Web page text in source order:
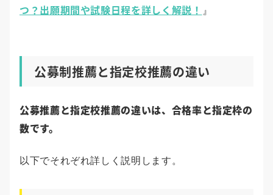
つ？出願期間や試験日程を詳しく解説！ 』
公募制推薦と指定校推薦の違い
公募推薦と指定校推薦の違いは、合格率と指定枠の
数です。
以下でそれぞれ詳しく説明します。